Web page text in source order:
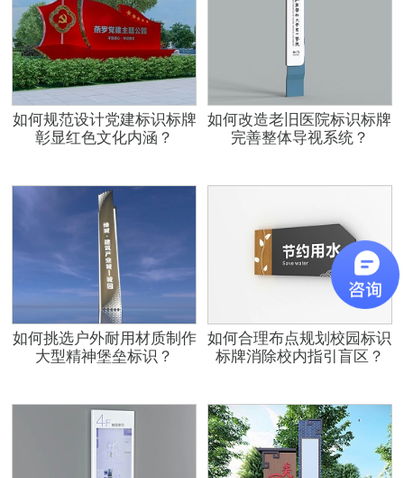
如何规范设计党建标识标牌
彰显红色文化内涵？
如何改造老旧医院标识标牌
完善整体导视系统？
如何挑选户外耐用材质制作
大型精神堡垒标识？
如何合理布点规划校园标识
标牌消除校内指引盲区？